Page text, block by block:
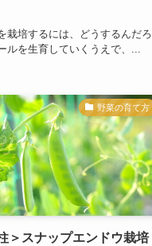
栽培するには、どうするんだろ
ルを生育していくうえで、...
野菜の育て方
＞スナップエンドウ栽培